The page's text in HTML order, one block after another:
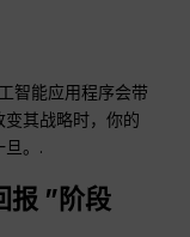
智能应用程序会带
其战略时，你的
旦。.
报 ”阶段